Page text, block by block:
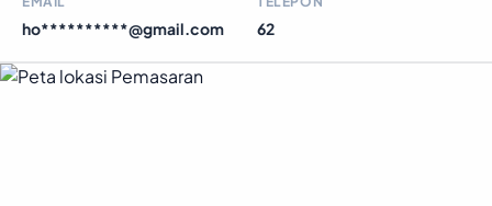
ho**********@gmail.com 62